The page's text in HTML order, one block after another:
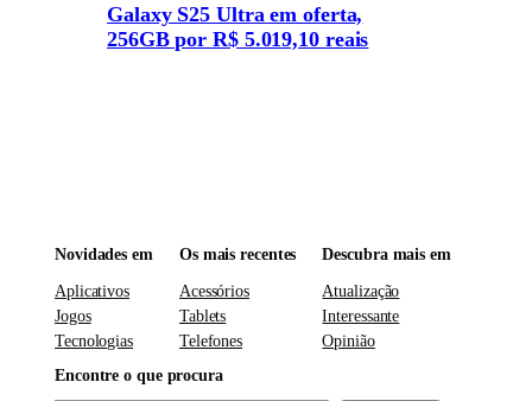
Galaxy S25 Ultra em oferta,
256GB por R$ 5.019,10 reais
Novidades em
Aplicativos
Jogos
Tecnologias
Os mais recentes
Acessórios
Tablets
Telefones
Descubra mais em
Atualização
Interessante
Opinião
Encontre o que procura